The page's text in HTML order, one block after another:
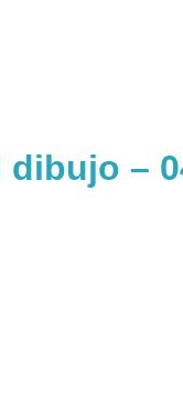
dibujo –